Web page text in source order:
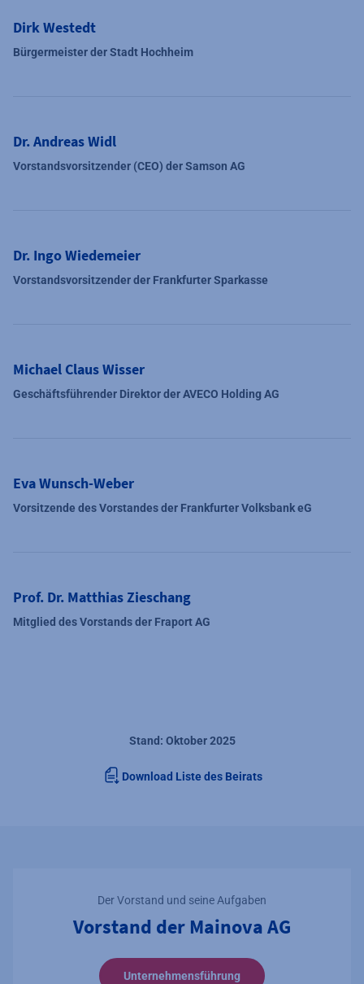
Dirk Westedt
Bürgermeister der Stadt Hochheim
Dr. Andreas Widl
Vorstandsvorsitzender (CEO) der Samson AG
Dr. Ingo Wiedemeier
Vorstandsvorsitzender der Frankfurter Sparkasse
Michael Claus Wisser
Geschäftsführender Direktor der AVECO Holding AG
Eva Wunsch-Weber
Vorsitzende des Vorstandes der Frankfurter Volksbank eG
Prof. Dr. Matthias Zieschang
Mitglied des Vorstands der Fraport AG
Stand: Oktober 2025
Download Liste des Beirats
Der Vorstand und seine Aufgaben
Vorstand der Mainova AG
Unternehmensführung